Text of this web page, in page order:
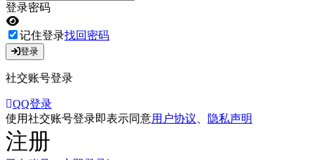
登录密码
记住登录找回密码
登录
社交账号登录
QQ登录
使用社交账号登录即表示同意用户协议 隐私声明
注册